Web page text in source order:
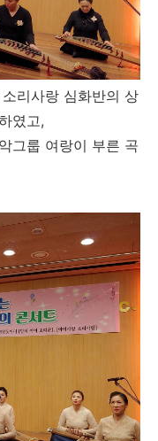
리사랑 심화반의 상
였고,
그룹 여랑이 부른 곡